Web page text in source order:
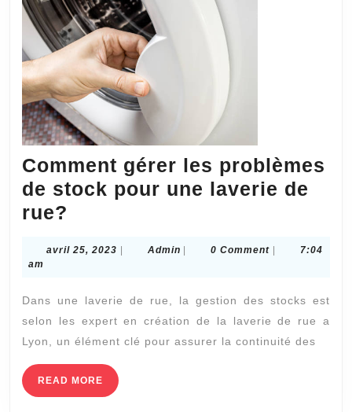
Comment gérer les problèmes
de stock pour une laverie de
rue?
les
de
stock
une
laverie
avril 25, 2023 avril
AdminAdmin0 Comment
7:04
am
Dans une laverie de rue, la gestion des stocks est
selon les expert en création de la laverie de rue a
Lyon, un élément clé pour assurer la continuité des
READ MORE READ
MORE